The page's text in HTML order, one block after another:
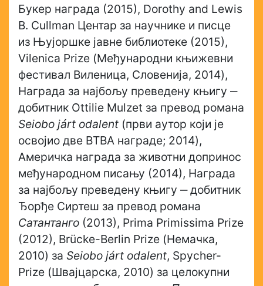
Букер награда (2015), Dorothy and Lewis
B. Cullman Центар за научнике и писце
из Њујоршке јавне библиотеке (2015),
Vilenica Prize (Међународни књижевни
фестивал Виленица, Словенија, 2014),
Награда за најбољу преведену књигу ‒
добитник Ottilie Mulzet за превод романа
Seiobo járt odalent (први аутор који је
освојио две BTBA награде; 2014),
Америчка награда за животни допринос
међународном писању (2014), Награда
за најбољу преведену књигу ‒ добитник
Ђорђе Сиртеш за превод романа
Сатантанго (2013), Prima Primissima Prize
(2012), Brücke-Berlin Prize (Немачка,
2010) за Seiobo járt odalent, Spycher-
Prize (Швајцарска, 2010) за целокупни